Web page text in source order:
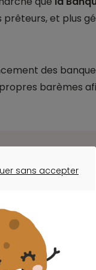
et plus
des
barèmes
des
rachat et de
qui autorise la
sans accepter